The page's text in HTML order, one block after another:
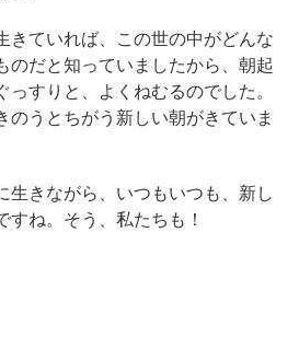
きていれば、この世の中がどんな
のだと知っていましたから、朝起
っすりと、よくねむるのでした。
のうとちがう新しい朝がきていま
生きながら、いつもいつも、新し
すね。そう、私たちも！